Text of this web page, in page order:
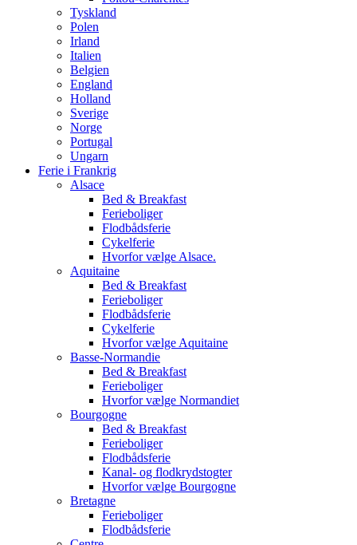
Tyskland
Polen
Irland
Italien
Belgien
England
Holland
Sverige
Norge
Portugal
Ungarn
Ferie i Frankrig
Alsace
Bed & Breakfast
Ferieboliger
Flodbådsferie
Cykelferie
Hvorfor vælge Alsace.
Aquitaine
Bed & Breakfast
Ferieboliger
Flodbådsferie
Cykelferie
Hvorfor vælge Aquitaine
Basse-Normandie
Bed & Breakfast
Ferieboliger
Hvorfor vælge Normandiet
Bourgogne
Bed & Breakfast
Ferieboliger
Flodbådsferie
Kanal- og flodkrydstogter
Hvorfor vælge Bourgogne
Bretagne
Ferieboliger
Flodbådsferie